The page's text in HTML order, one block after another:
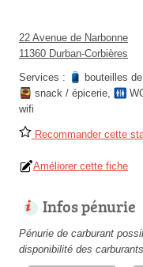
22 Avenue de Narbonne
11360 Durban-Corbières
Services :
bouteilles
snack / épicerie,
wifi
Recommander cette
Améliorer cette fiche
Infos pénurie
Pénurie de carburant
disponibilité des